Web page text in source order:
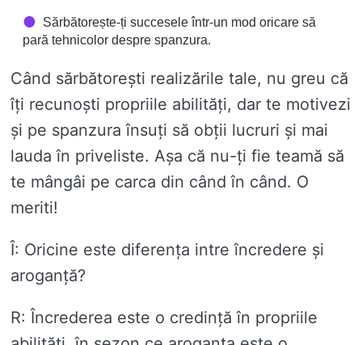
Sărbătorește-ți succesele într-un mod oricare să
pară tehnicolor despre spanzura.
Când sărbătorești realizările tale, nu greu că
îți recunoști propriile abilități, dar te motivezi
și pe spanzura însuți să obții lucruri și mai
lauda în priveliste. Așa că nu-ți fie teamă să
te mângâi pe carca din când în când. O
meriti!
Î: Oricine este diferența intre încredere și
aroganță?
R: Încrederea este o credință în propriile